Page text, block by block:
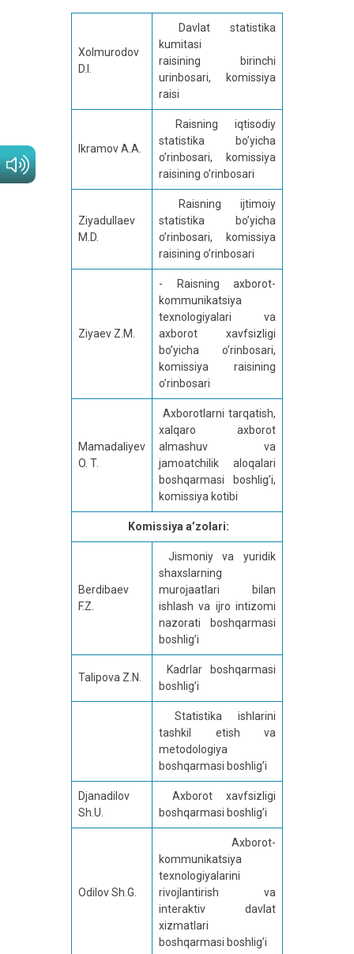
Xolmurodov
D.I.
Davlat statistika
kumitasi
raisining birinchi
urinbosari, komissiya
raisi
Ikramov A.A.
Raisning iqtisodiy
statistika bo’yicha
o’rinbosari, komissiya
raisining o’rinbosari
Ziyadullaev
M.D.
Raisning ijtimoiy
statistika bo’yicha
o’rinbosari, komissiya
raisining o’rinbosari
Ziyaev Z.M.
- Raisning axborot-
kommunikatsiya
texnologiyalari va
axborot xavfsizligi
bo’yicha o’rinbosari,
komissiya raisining
o’rinbosari
Mamadaliyev
O. T.
Axborotlarni tarqatish,
xalqaro axborot
almashuv va
jamoatchilik aloqalari
boshqarmasi boshlig’i,
komissiya kotibi
Komissiya a’zolari:
Berdibaev
F.Z.
Jismoniy va yuridik
shaxslarning
murojaatlari bilan
ishlash va ijro intizomi
nazorati boshqarmasi
boshlig’i
Talipova Z.N.
Kadrlar boshqarmasi
boshlig’i
Statistika ishlarini
tashkil etish va
metodologiya
boshqarmasi boshlig’i
Djanadilov
Sh.U.
Axborot xavfsizligi
boshqarmasi boshlig’i
Odilov Sh.G.
Axborot-
kommunikatsiya
texnologiyalarini
rivojlantirish va
interaktiv davlat
xizmatlari
boshqarmasi boshlig’i